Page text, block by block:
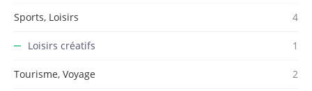
Sports, Loisirs 4
Loisirs créatifs 1
Tourisme, Voyage 2